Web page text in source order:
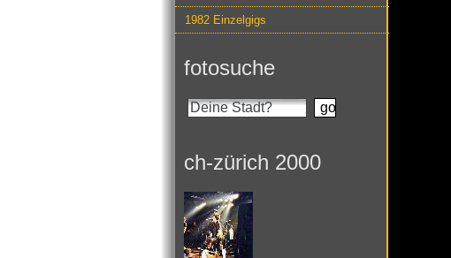
1982 Einzelgigs
fotosuche
ch-zürich 2000